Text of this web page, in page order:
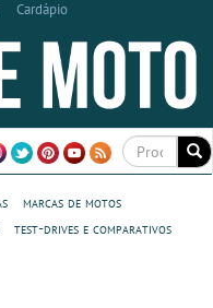
Cardápio
marcas de motos
test-drives e comparativos